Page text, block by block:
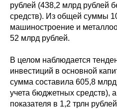
рублей (438,2 млрд рублей
средств). Из общей суммы
машиностроение и
52 млрд рублей.
В целом наблюдается
инвестиций в основной
сумма составила 605,8
учета бюджетных средств),
показателя в 1,2 трлн